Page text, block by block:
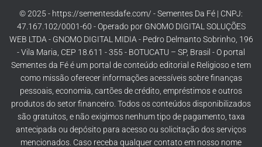
© 2025 - https://sementesdafe.com/ - Sementes Da Fé | CNPJ:
47.167.102/0001-60 - Operado por GNOMO DIGITAL SOLUÇÕES
WEB LTDA - GNOMO DIGITAL MIDIA - Pedro Delmanto Sobrinho, 196
- Vila Maria, CEP 18.611 - 355 - BOTUCATU – SP, Brasil - O portal
Sementes da Fé é um portal de conteúdo editorial e Religioso e tem
como missão oferecer informações acessíveis sobre finanças
pessoais, economia, cartões de crédito, empréstimos e outros
produtos do setor financeiro. Todos os conteúdos disponibilizados
são gratuitos, e não exigimos nenhum tipo de pagamento, taxa
antecipada ou depósito para acesso ou solicitação dos serviços
mencionados. Caso receba qualquer contato em nosso nome